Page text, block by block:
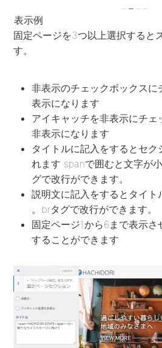
表示例
固定ページを3つ以上選択すると
す。
非表示のチェックボックス
表示になります
アイキャッチを非表示にチ
非表示になります
タイトルに記入をするとセク
れます spanで囲むと文字が
グで改行ができます。
説明文に記入をするとタイト
。brタグで改行ができます。
固定ページ1から6まで表示
することができます